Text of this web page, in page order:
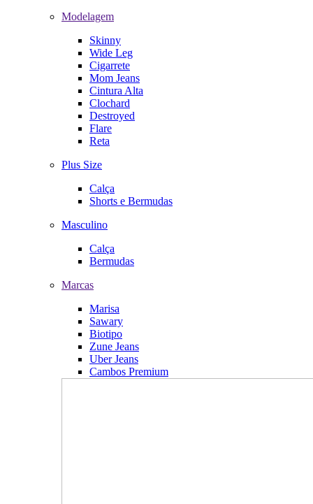
Modelagem
Skinny
Wide Leg
Cigarrete
Mom Jeans
Cintura Alta
Clochard
Destroyed
Flare
Reta
Plus Size
Calça
Shorts e Bermudas
Masculino
Calça
Bermudas
Marcas
Marisa
Sawary
Biotipo
Zune Jeans
Uber Jeans
Cambos Premium